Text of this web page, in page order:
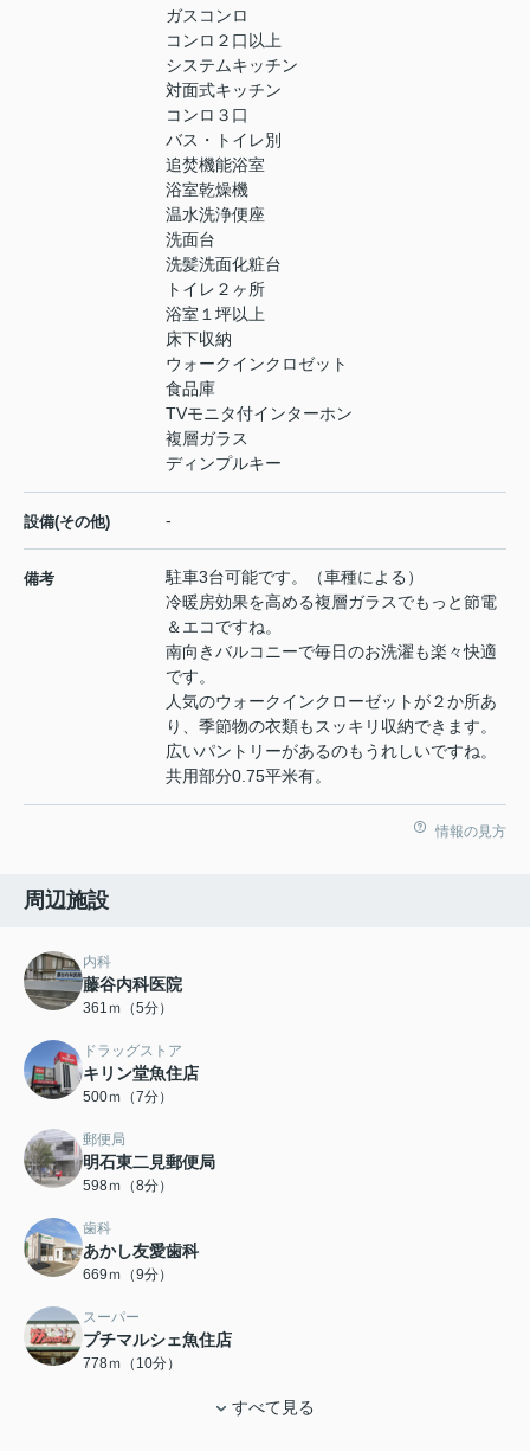
ガスコンロ
コンロ２口以上
システムキッチン
対面式キッチン
コンロ３口
バス・トイレ別
追焚機能浴室
浴室乾燥機
温水洗浄便座
洗面台
洗髪洗面化粧台
トイレ２ヶ所
浴室１坪以上
床下収納
ウォークインクロゼット
食品庫
TVモニタ付インターホン
複層ガラス
ディンプルキー
設備(その他) -
備考
駐車3台可能です。（車種による）
冷暖房効果を高める複層ガラスでもっと節電
＆エコですね。
南向きバルコニーで毎日のお洗濯も楽々快適
です。
人気のウォークインクローゼットが２か所あ
り、季節物の衣類もスッキリ収納できます。
広いパントリーがあるのもうれしいですね。
共用部分0.75平米有。
情報の見方
周辺施設
内科
藤谷内科医院
361ｍ（5分）
ドラッグストア
キリン堂魚住店
500ｍ（7分）
郵便局
明石東二見郵便局
598ｍ（8分）
歯科
あかし友愛歯科
669ｍ（9分）
スーパー
プチマルシェ魚住店
778ｍ（10分）
すべて見る